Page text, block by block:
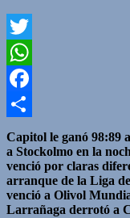
Twitter
WhatsApp
Facebook
Compartir
Capitol le ganó 98:89
a Stockolmo en la
venció por claras
arranque de la Liga
venció a Olivol
Larrañaga derrotó a